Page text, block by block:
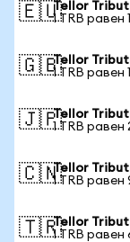
🇪🇺Tellor
1 TRB равен
🇬🇧Tellor
1 TRB равен
🇯🇵Tellor
1 TRB равен
🇨🇳Tellor
1 TRB
🇹🇷Tellor
1 TRB равен